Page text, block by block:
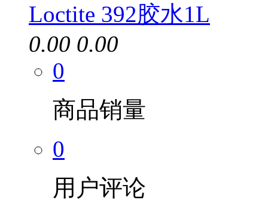
Loctite 392胶水1L
0.00 0.00
0
商品销量
0
用户评论